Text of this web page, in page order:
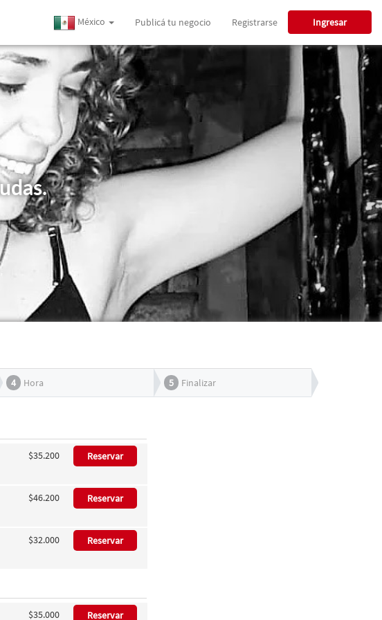
México Publicá tu negocio Registrarse Ingresar
4 Hora 5 Finalizar
$35.200 Reservar
$46.200 Reservar
$32.000 Reservar
$35.000 Reservar